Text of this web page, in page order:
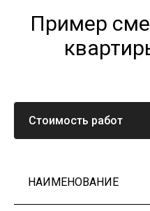
Пример
НАИМЕНОВАНИЕ